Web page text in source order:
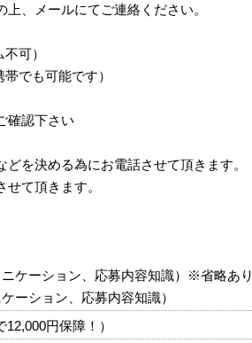
、メールにてご連絡ください。
可）
でも可能です）
確認下さい
を決める為にお電話させて頂きます。
て頂きます。
ケーション、応募内容知識）※省略あり
ーション、応募内容知識）
円保障！）